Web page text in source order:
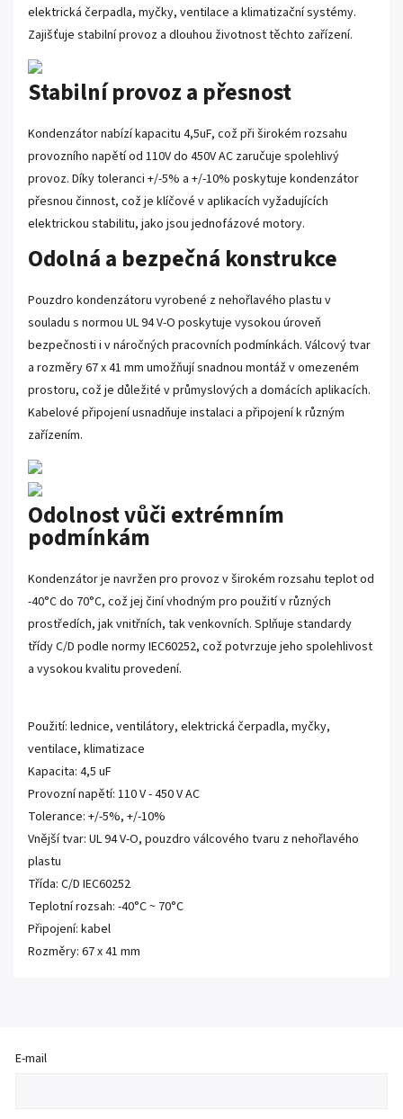
elektrická čerpadla, myčky, ventilace a klimatizační systémy.
Zajišťuje stabilní provoz a dlouhou životnost těchto zařízení.
Stabilní provoz a přesnost
Kondenzátor nabízí kapacitu 4,5uF, což při širokém rozsahu
provozního napětí od 110V do 450V AC zaručuje spolehlivý
provoz. Díky toleranci +/-5% a +/-10% poskytuje kondenzátor
přesnou činnost, což je klíčové v aplikacích vyžadujících
elektrickou stabilitu, jako jsou jednofázové motory.
Odolná a bezpečná konstrukce
Pouzdro kondenzátoru vyrobené z nehořlavého plastu v
souladu s normou UL 94 V-O poskytuje vysokou úroveň
bezpečnosti i v náročných pracovních podmínkách. Válcový tvar
a rozměry 67 x 41 mm umožňují snadnou montáž v omezeném
prostoru, což je důležité v průmyslových a domácích aplikacích.
Kabelové připojení usnadňuje instalaci a připojení k různým
zařízením.
Odolnost vůči extrémním
podmínkám
Kondenzátor je navržen pro provoz v širokém rozsahu teplot od
-40°C do 70°C, což jej činí vhodným pro použití v různých
prostředích, jak vnitřních, tak venkovních. Splňuje standardy
třídy C/D podle normy IEC60252, což potvrzuje jeho spolehlivost
a vysokou kvalitu provedení.
Použití: lednice, ventilátory, elektrická čerpadla, myčky,
ventilace, klimatizace
Kapacita: 4,5 uF
Provozní napětí: 110 V - 450 V AC
Tolerance: +/-5%, +/-10%
Vnější tvar: UL 94 V-O, pouzdro válcového tvaru z nehořlavého
plastu
Třída: C/D IEC60252
Teplotní rozsah: -40°C ~ 70°C
Připojení: kabel
Rozměry: 67 x 41 mm
E-mail